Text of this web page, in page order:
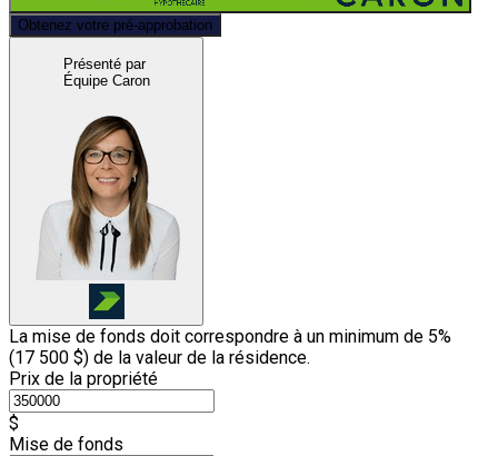
Obtenez votre pré-approbation
Présenté par
Équipe Caron
La mise de fonds doit correspondre à un minimum de 5%
(17 500 $) de la valeur de la résidence.
Prix de la propriété
$
Mise de fonds